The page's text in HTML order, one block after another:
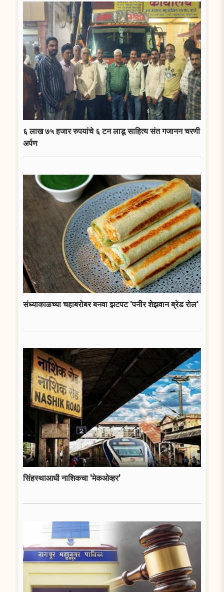
६ लाख ७५ हजार रुपयांचे ६ टन लाडू साहित्य संत गजानन चरणी
अर्पण
संध्याकाळच्या चहाबरोबर बनवा झटपट 'पनीर शेझवान ब्रेड रोल'
सिंहस्थाआधी नाशिकचा 'मेकओव्हर'